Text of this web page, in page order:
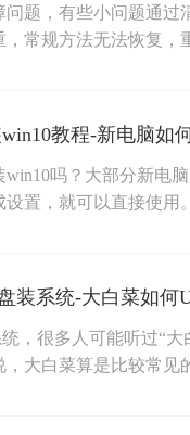
问题，有些小问题通过
，常规方法无法恢复
教程-新电脑如
win10吗？大部分新电
设置，就可以直接使用
装系统-大白菜如何
，很多人可能听过“
，大白菜算是比较常